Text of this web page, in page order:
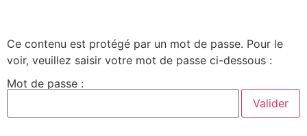
Ce contenu est protégé par un mot de passe. Pour le
voir, veuillez saisir votre mot de passe ci-dessous :
Mot de passe :